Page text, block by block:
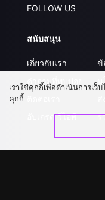
FOLLOW US
สนับสนุน
เกี่ยวกับเรา
คำถามที่พบบ่อย
อัปเกรด วีไอพี
ข้
ร่
เราใช้คุกกี้เพื่อดำเนินการเ
คุกกี้